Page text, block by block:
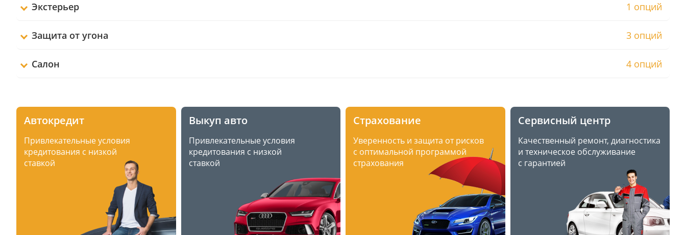
Экстерьер 1 опций
Защита от угона 3 опций
Салон 4 опций
Автокредит
Привлекательные условия
кредитования с низкой
ставкой
Выкуп авто
Привлекательные условия
кредитования с низкой
ставкой
Страхование
Уверенность и защита от рисков
с оптимальной программой
страхования
Сервисный центр
Качественный ремонт, диагностика
и техническое обслуживание
с гарантией